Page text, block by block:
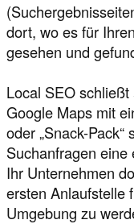
dort, wo es für
gesehen und
Local SEO
Google Maps mit
oder „Snack-
Suchanfragen
Ihr Unternehmen
ersten Anlaufstelle
Umgebung zu